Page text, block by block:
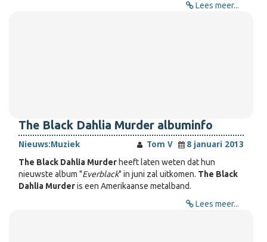
Lees meer...
The Black Dahlia Murder albuminfo
Nieuws:Muziek Tom V
8 januari 2013
The Black Dahlia Murder heeft laten weten dat hun
nieuwste album "Everblack" in juni zal uitkomen. The Black
Dahlia Murderis een Amerikaanse metalband.
Lees meer...